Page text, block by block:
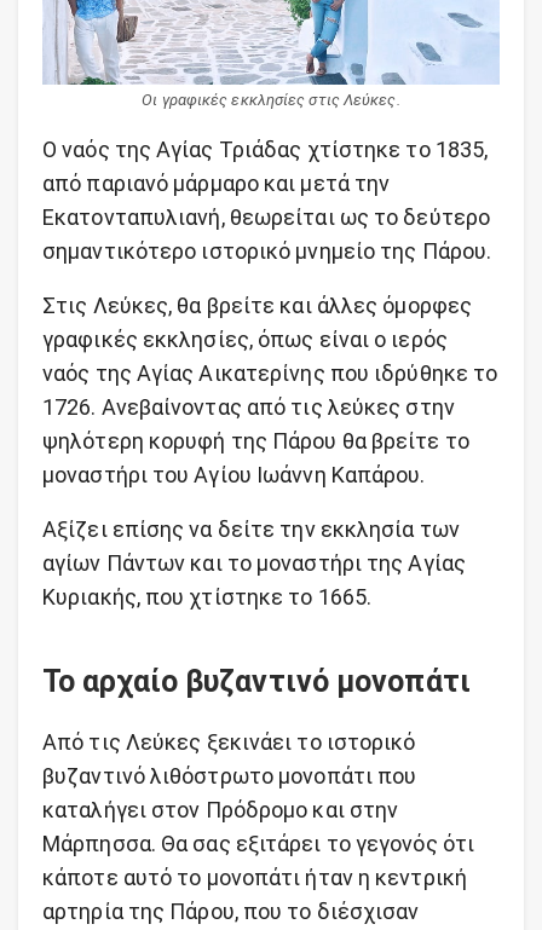
Οι γραφικές εκκλησίες στις Λεύκες.
Ο ναός της Αγίας Τριάδας χτίστηκε το 1835,
από παριανό μάρμαρο και μετά την
Εκατονταπυλιανή, θεωρείται ως το δεύτερο
σημαντικότερο ιστορικό μνημείο της Πάρου.
Στις Λεύκες, θα βρείτε και άλλες όμορφες
γραφικές εκκλησίες, όπως είναι ο ιερός
ναός της Αγίας Αικατερίνης που ιδρύθηκε το
1726. Ανεβαίνοντας από τις λεύκες στην
ψηλότερη κορυφή της Πάρου θα βρείτε το
μοναστήρι του Αγίου Ιωάννη Καπάρου.
Αξίζει επίσης να δείτε την εκκλησία των
αγίων Πάντων και το μοναστήρι της Αγίας
Κυριακής, που χτίστηκε το 1665.
Το αρχαίο βυζαντινό μονοπάτι
Από τις Λεύκες ξεκινάει το ιστορικό
βυζαντινό λιθόστρωτο μονοπάτι που
καταλήγει στον Πρόδρομο και στην
Μάρπησσα. Θα σας εξιτάρει το γεγονός ότι
κάποτε αυτό το μονοπάτι ήταν η κεντρική
αρτηρία της Πάρου, που το διέσχισαν